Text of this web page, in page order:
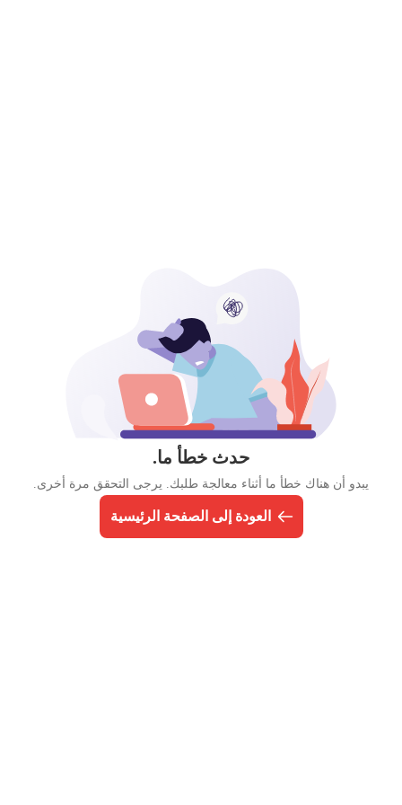
حدث خطأ ما.
يبدو أن هناك خطأ ما أثناء معالجة طلبك. يرجى التحقق مرة أخرى.
العودة إلى الصفحة الرئيسية